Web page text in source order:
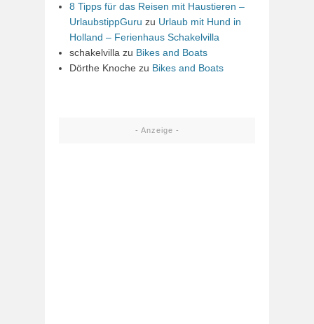
8 Tipps für das Reisen mit Haustieren –
UrlaubstippGuru zu Urlaub mit Hund in
Holland – Ferienhaus Schakelvilla
schakelvilla zu Bikes and Boats
Dörthe Knoche zu Bikes and Boats
- Anzeige -